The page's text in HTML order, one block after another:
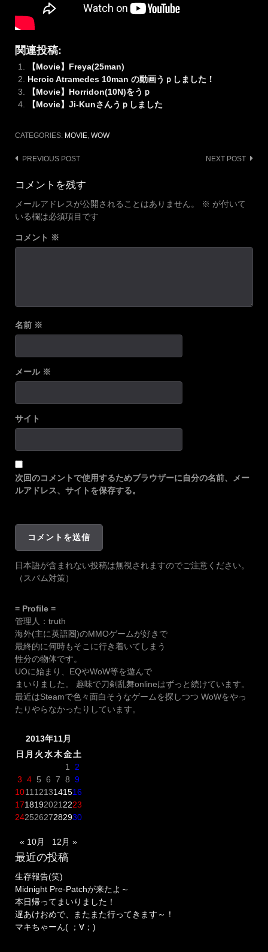
関連投稿:
【Movie】Freya(25man)
Heroic Atramedes 10man の動画うｐしました！
【Movie】Horridon(10N)をうｐ
【Movie】Ji-Kunさんうｐしました
CATEGORIES: MOVIE, WOW
Post
navigation
PREVIOUS POST NEXT POST
コメントを残す
メールアドレスが公開されることはありません。 ※ が付いて
いる欄は必須項目です
コメント ※
名前 ※
メール ※
サイト
次回のコメントで使用するためブラウザーに自分の名前、メー
ルアドレス、サイトを保存する。
日本語が含まれない投稿は無視されますのでご注意ください。
（スパム対策）
= Profile =
管理人：truth
海外(主に英語圏)のMMOゲームが好きで
最終的に何時もそこに行き着いてしまう
性分の物体です。
UOに始まり、EQやWoW等を遊んで
まいりました。 趣味で刀剣乱舞onlineはずっと続けています。
最近はSteamで色々面白そうなゲームを探しつつ WoWをやっ
たりやらなかったりしています。
2013年11月
日 月 火水木金土
1 2
3 4 5 6 7 8 9
10111213141516
17181920212223
24252627282930
« 10月 12月 »
最近の投稿
生存報告(笑)
Midnight Pre-Patchが来たよ～
本日帰ってまいりました！
遅あけおめで、またまた行ってきます～！
マキちゃーん( ；∀；)